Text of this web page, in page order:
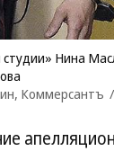
Нина
Коммерсантъ /